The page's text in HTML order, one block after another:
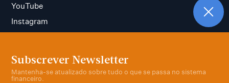
Subscrever Newsletter
Mantenha-se atualizado sobre tudo o que se passa no sistema
financeiro.
YouTube
Instagram
Termos e condições
Política de privacidade